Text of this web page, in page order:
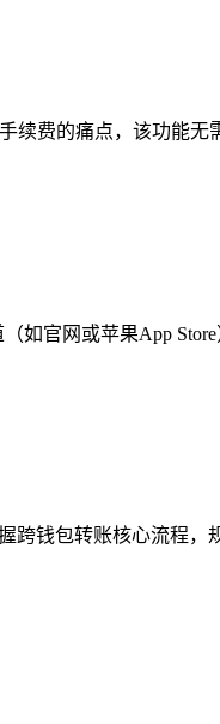
费的痛点，该功能
如官网或苹果App
钱包转账核心流程